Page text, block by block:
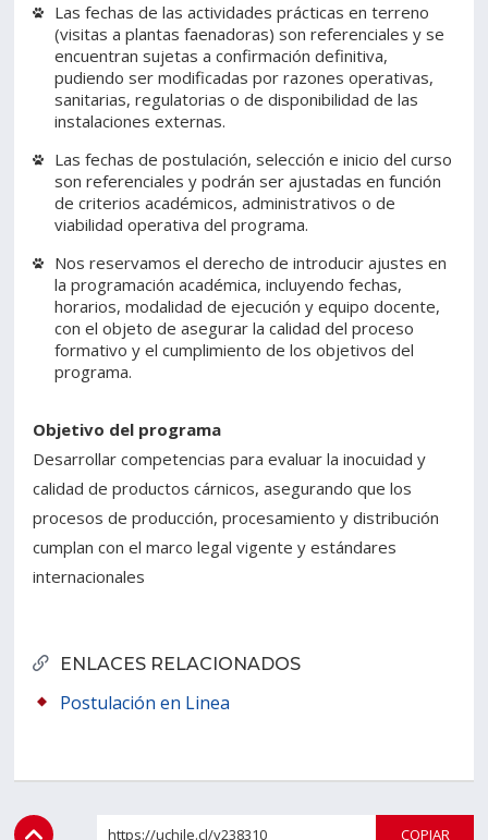
ENLACES RELACIONADOS
Postulación en Linea
Las fechas de las actividades prácticas en terreno
(visitas a plantas faenadoras) son referenciales y se
encuentran sujetas a confirmación definitiva,
pudiendo ser modificadas por razones operativas,
sanitarias, regulatorias o de disponibilidad de las
instalaciones externas.
Las fechas de postulación, selección e inicio del curso
son referenciales y podrán ser ajustadas en función
de criterios académicos, administrativos o de
viabilidad operativa del programa.
Nos reservamos el derecho de introducir ajustes en
la programación académica, incluyendo fechas,
horarios, modalidad de ejecución y equipo docente,
con el objeto de asegurar la calidad del proceso
formativo y el cumplimiento de los objetivos del
programa.
Objetivo del programa
Desarrollar competencias para evaluar la inocuidad y
calidad de productos cárnicos, asegurando que los
procesos de producción, procesamiento y distribución
cumplan con el marco legal vigente y estándares
internacionales
https://uchile.cl/v238310